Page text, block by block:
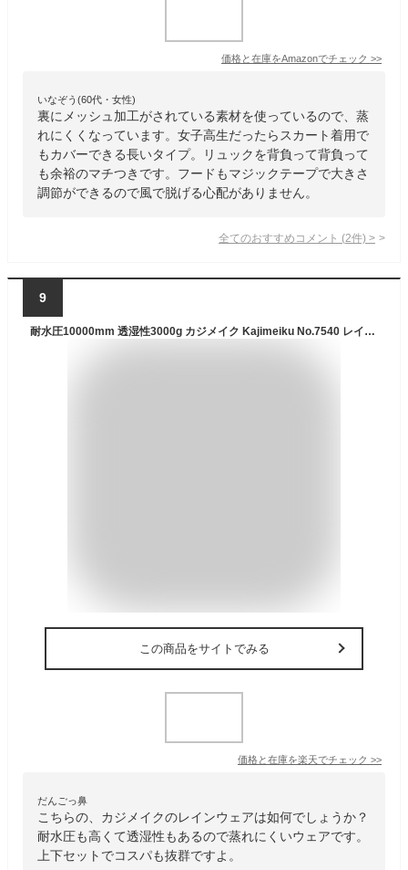
価格と在庫をAmazonでチェック >>
いなぞう(60代・女性)
裏にメッシュ加工がされている素材を使っているので、蒸
れにくくなっています。女子高生だったらスカート着用で
もカバーできる長いタイプ。リュックを背負って背負って
も余裕のマチつきです。フードもマジックテープで大きさ
調節ができるので風で脱げる心配がありません。
全てのおすすめコメント (2件) >
9
耐水圧10000mm 透湿性3000g カジメイク Kajimeiku No.7540 レインウェア アドベントレインスー | カッパ 雨具 合羽 メンズ レディース 大きいサイズ 自転車 通学 バイク 作業 現場 仕事 ビジネス 防水 蒸れない 梅雨 雨 台風 登山 ハイキング アウトドア
この商品をサイトでみる
価格と在庫を楽天でチェック >>
だんごっ鼻
こちらの、カジメイクのレインウェアは如何でしょうか？
耐水圧も高くて透湿性もあるので蒸れにくいウェアです。
上下セットでコスパも抜群ですよ。